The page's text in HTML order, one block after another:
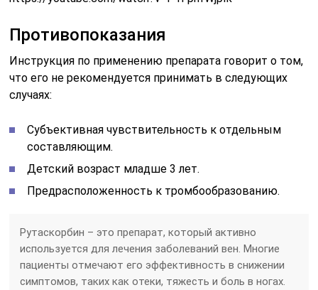
Противопоказания
Инструкция по применению препарата говорит о том,
что его не рекомендуется принимать в следующих
случаях:
Субъективная чувствительность к отдельным
составляющим.
Детский возраст младше 3 лет.
Предрасположенность к тромбообразованию.
Рутаскорбин – это препарат, который активно
используется для лечения заболеваний вен. Многие
пациенты отмечают его эффективность в снижении
симптомов, таких как отеки, тяжесть и боль в ногах.